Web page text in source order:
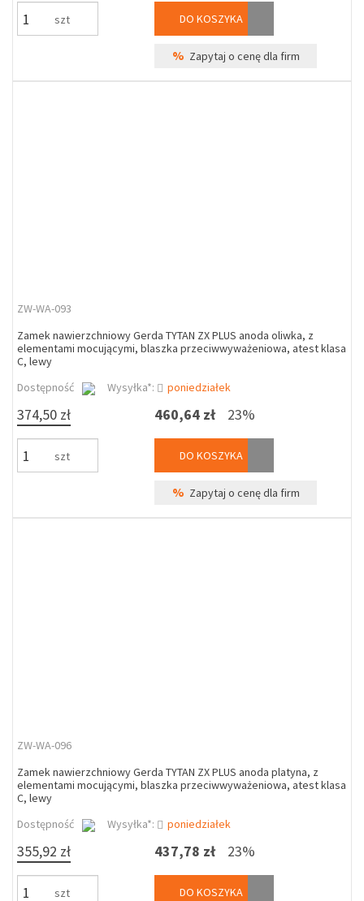
szt DO KOSZYKA
% Zapytaj o cenę dla firm
ZW-WA-093
Zamek nawierzchniowy Gerda TYTAN ZX PLUS anoda oliwka, z
elementami mocującymi, blaszka przeciwwyważeniowa, atest klasa
C, lewy
Dostępność
Wysyłka*: poniedziałek
374,50 zł
szt
460,64 zł 23%
DO KOSZYKA
% Zapytaj o cenę dla firm
ZW-WA-096
Zamek nawierzchniowy Gerda TYTAN ZX PLUS anoda platyna, z
elementami mocującymi, blaszka przeciwwyważeniowa, atest klasa
C, lewy
Dostępność
Wysyłka*: poniedziałek
355,92 zł
szt
437,78 zł 23%
DO KOSZYKA